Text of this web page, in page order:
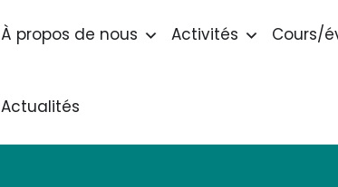
À propos de nous Activités Cours/
Actualités